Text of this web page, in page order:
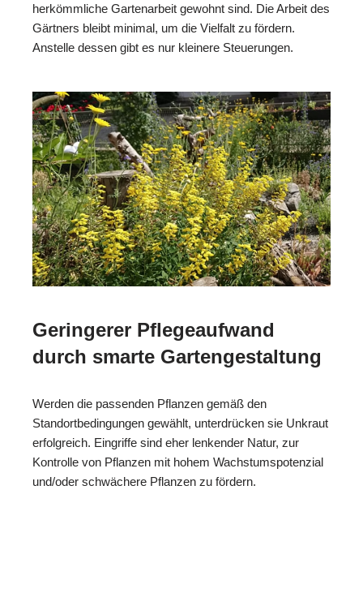
herkömmliche Gartenarbeit gewohnt sind. Die Arbeit des
Gärtners bleibt minimal, um die Vielfalt zu fördern.
Anstelle dessen gibt es nur kleinere Steuerungen.
Geringerer Pflegeaufwand
durch smarte Gartengestaltung
Werden die passenden Pflanzen gemäß den
Standortbedingungen gewählt, unterdrücken sie Unkraut
erfolgreich. Eingriffe sind eher lenkender Natur, zur
Kontrolle von Pflanzen mit hohem Wachstumspotenzial
und/oder schwächere Pflanzen zu fördern.